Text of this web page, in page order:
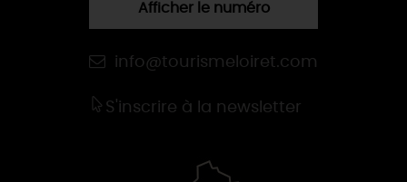
Afficher le numéro
info@tourismeloiret.com
S'inscrire à la newsletter